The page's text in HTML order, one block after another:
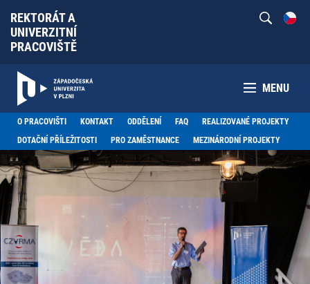
REKTORÁT A
UNIVERZITNÍ
PRACOVIŠTĚ
MENU
O PRACOVIŠTI KONTAKT ODDĚLENÍ FAQ
REALIZOVANÉ PROJEKTY
DOTAČNÍ PŘÍLEŽITOSTI
PRO ZAMĚSTNANCE MEZINÁRODNÍ PROJEKTY